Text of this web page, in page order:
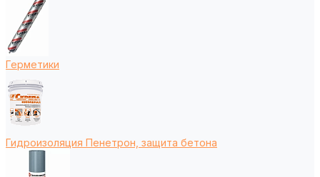
Герметики
Гидроизоляция Пенетрон, защита бетона